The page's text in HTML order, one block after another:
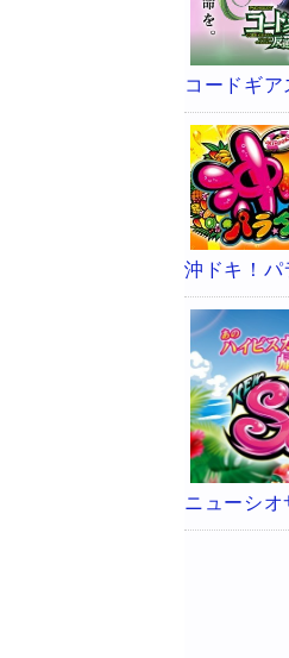
コードギ
沖ドキ！パ
ニューシオ